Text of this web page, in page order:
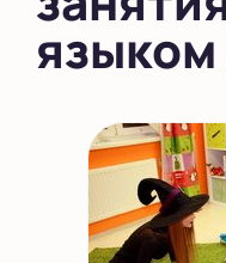
во
на
на
в
языком